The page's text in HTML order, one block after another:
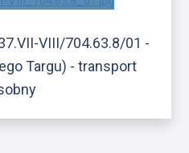
VIII/704.63.8/01 -
Targu) - transport